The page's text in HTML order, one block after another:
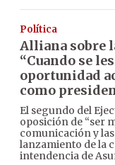
Política
Alliana sobre
“Cuando se
oportunidad
como
El segundo del
oposición de “ser
comunicación y las
lanzamiento de la
intendencia de